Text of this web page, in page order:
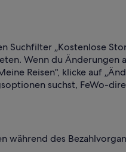
Suchfilter „Kostenlose
Wenn du Änderungen
Reisen", klicke auf
suchst, FeWo-
während des